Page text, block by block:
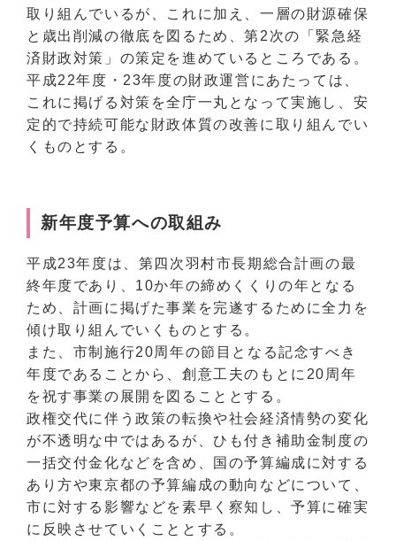
取り組んでいるが、これに加え、一層の財源確保
と歳出削減の徹底を図るため、第2次の「緊急経
済財政対策」の策定を進めているところである。
平成22年度・23年度の財政運営にあたっては、
これに掲げる対策を全庁一丸となって実施し、安
定的で持続可能な財政体質の改善に取り組んでい
くものとする。
新年度予算への取組み
平成23年度は、第四次羽村市長期総合計画の最
終年度であり、10か年の締めくくりの年となる
ため、計画に掲げた事業を完遂するために全力を
傾け取り組んでいくものとする。
また、市制施行20周年の節目となる記念すべき
年度であることから、創意工夫のもとに20周年
を祝す事業の展開を図ることとする。
政権交代に伴う政策の転換や社会経済情勢の変化
が不透明な中ではあるが、ひも付き補助金制度の
一括交付金化などを含め、国の予算編成に対する
あり方や東京都の予算編成の動向などについて、
市に対する影響などを素早く察知し、予算に確実
に反映させていくこととする。